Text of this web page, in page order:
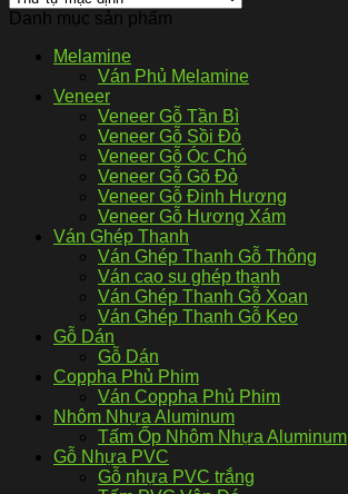
Danh mục sản phẩm
Melamine
Ván Phủ Melamine
Veneer
Veneer Gỗ Tần Bì
Veneer Gỗ Sồi Đỏ
Veneer Gỗ Óc Chó
Veneer Gỗ Gõ Đỏ
Veneer Gỗ Đinh Hương
Veneer Gỗ Hương Xám
Ván Ghép Thanh
Ván Ghép Thanh Gỗ Thông
Ván cao su ghép thanh
Ván Ghép Thanh Gỗ Xoan
Ván Ghép Thanh Gỗ Keo
Gỗ Dán
Gỗ Dán
Coppha Phủ Phim
Ván Coppha Phủ Phim
Nhôm Nhựa Aluminum
Tấm Ốp Nhôm Nhựa Aluminum
Gỗ Nhựa PVC
Gỗ nhựa PVC trắng